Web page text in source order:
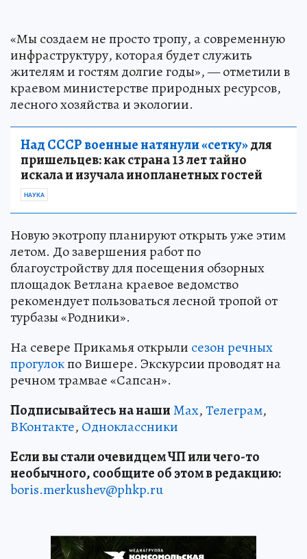
«Мы создаем не просто тропу, а современную
инфраструктуру, которая будет служить
жителям и гостям долгие годы», — отметили в
краевом министерстве природных ресурсов,
лесного хозяйства и экологии.
Над СССР военные натянули «сетку»для
пришельцев: как страна 13 лет тайно
искала и изучала инопланетных гостей
НАУКА
Новую экотропу планируют открыть уже этим
летом. До завершения работ по
благоустройству для посещения обзорных
площадок Ветлана краевое ведомство
рекомендует пользоваться лесной тропой от
турбазы «Родники».
На севере Прикамья открыли сезон речных
прогулокпо Вишере. Экскурсии проводят на
речном трамвае «Сапсан».
Подписывайтесь на нашиMax,Телеграм,
ВКонтакте, Одноклассники
Если вы стали очевидцем ЧП или чего-то
необычного, сообщите об этом в редакцию:
boris.merkushev@phkp.ru